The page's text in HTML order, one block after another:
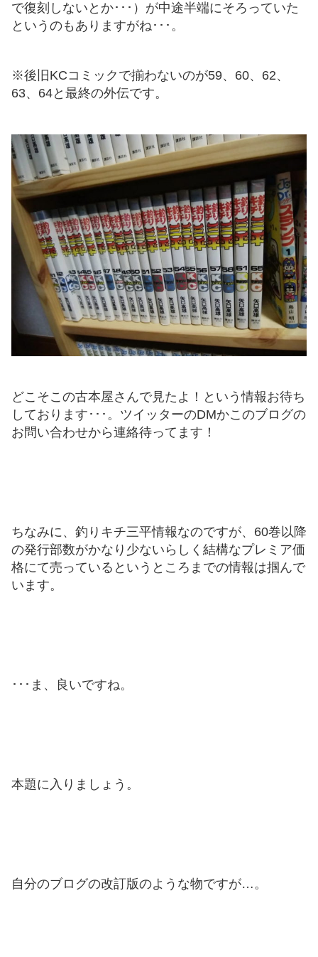
で復刻しないとか･･･）が中途半端にそろっていた
というのもありますがね･･･。
※後旧KCコミックで揃わないのが59、60、62、
63、64と最終の外伝です。
どこそこの古本屋さんで見たよ！という情報お待ち
しております･･･。ツイッターのDMかこのブログの
お問い合わせから連絡待ってます！
ちなみに、釣りキチ三平情報なのですが、60巻以降
の発行部数がかなり少ないらしく結構なプレミア価
格にて売っているというところまでの情報は掴んで
います。
･･･ま、良いですね。
本題に入りましょう。
自分のブログの改訂版のような物ですが…。